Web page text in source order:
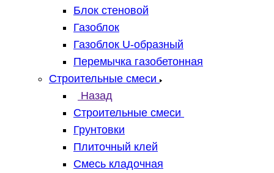
Блок стеновой
Газоблок
Газоблок U-образный
Перемычка газобетонная
Строительные смеси
Назад
Строительные смеси
Грунтовки
Плиточный клей
Смесь кладочная